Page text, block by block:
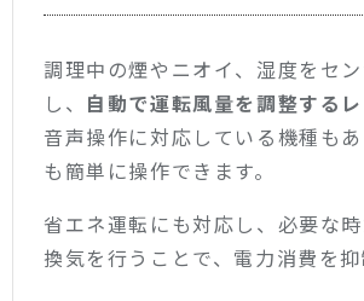
調理中の煙やニオイ、湿度をセ
し、 自動で運転風量を調整する
音声操作に対応している機種も
も簡単に操作できます。
省エネ運転にも対応し、必要な
換気を行うことで、電力消費を抑